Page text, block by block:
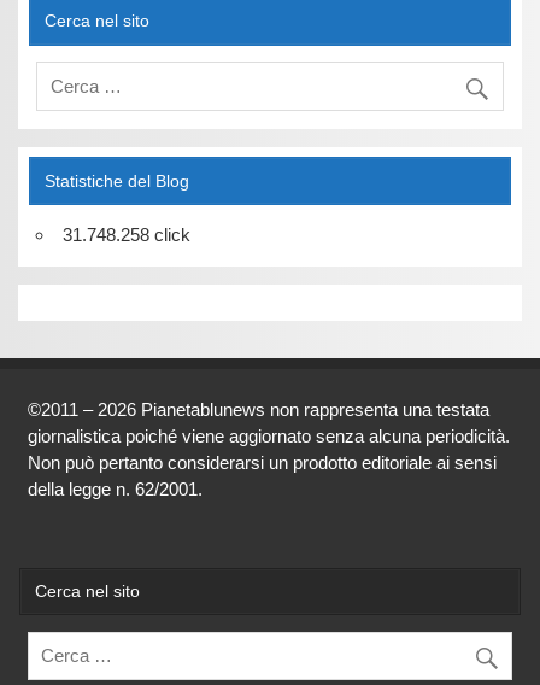
Cerca nel sito
Statistiche del Blog
31.748.258 click
©2011 – 2026 Pianetablunews non rappresenta una testata
giornalistica poiché viene aggiornato senza alcuna periodicità.
Non può pertanto considerarsi un prodotto editoriale ai sensi
della legge n. 62/2001.
Cerca nel sito